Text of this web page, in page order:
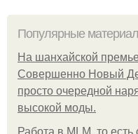
Популярные
На шанхайской
Совершенно Новый
просто очередной
высокой моды.